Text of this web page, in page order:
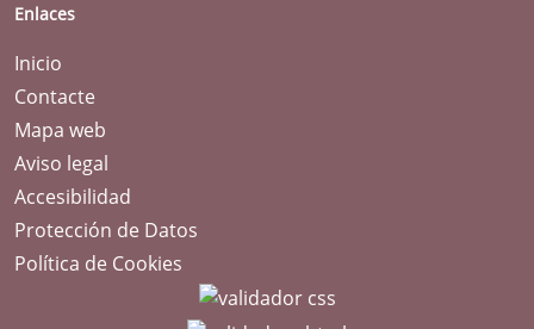
Enlaces
Inicio
Contacte
Mapa web
Aviso legal
Accesibilidad
Protección de Datos
Política de Cookies